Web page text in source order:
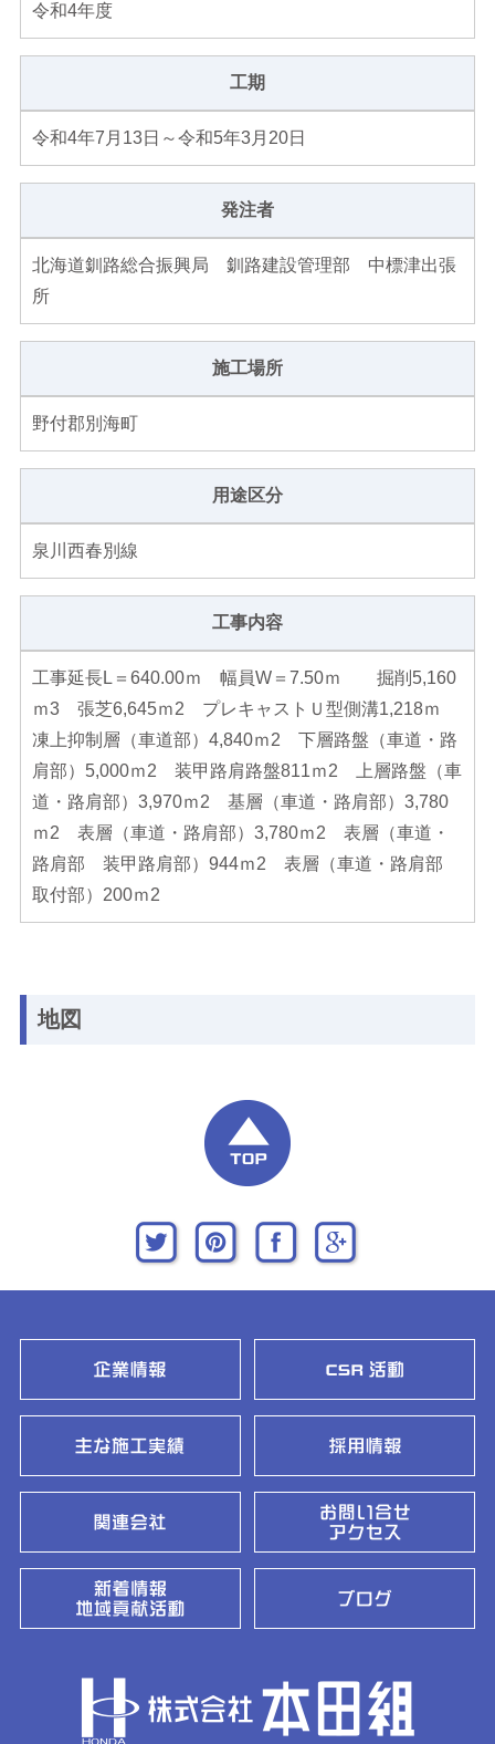
令和4年度
工期
令和4年7月13日～令和5年3月20日
発注者
北海道釧路総合振興局 釧路建設管理部 中標津出張
所
施工場所
野付郡別海町
用途区分
泉川西春別線
工事内容
工事延長L＝640.00ｍ 幅員W＝7.50ｍ 掘削5,160
ｍ3 張芝6,645ｍ2 プレキャストＵ型側溝1,218ｍ
凍上抑制層（車道部）4,840ｍ2 下層路盤（車道・路
肩部）5,000ｍ2 装甲路肩路盤811ｍ2 上層路盤（車
道・路肩部）3,970ｍ2 基層（車道・路肩部）3,780
ｍ2 表層（車道・路肩部）3,780ｍ2 表層（車道・
路肩部 装甲路肩部）944ｍ2 表層（車道・路肩部
取付部）200ｍ2
地図